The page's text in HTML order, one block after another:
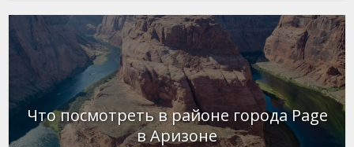
Что посмотреть в районе города Page
в Аризоне